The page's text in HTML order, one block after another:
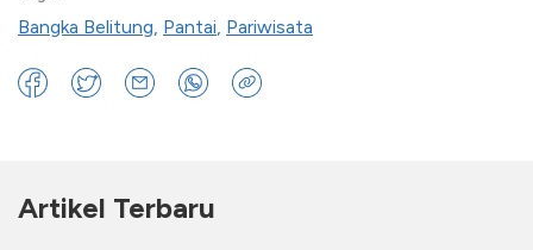
Bangka Belitung, Pantai, Pariwisata
Artikel Terbaru